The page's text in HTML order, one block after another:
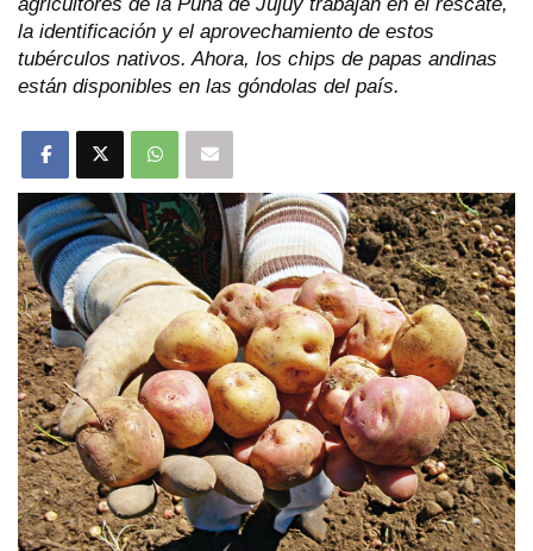
la identificación y el aprovechamiento de estos
tubérculos nativos. Ahora, los chips de papas andinas
están disponibles en las góndolas del país.